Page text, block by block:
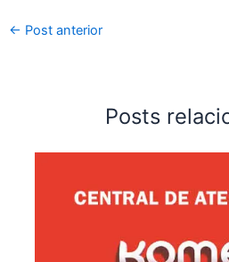
c
e
k
itt
er
p
p
← Post anterior
Posts